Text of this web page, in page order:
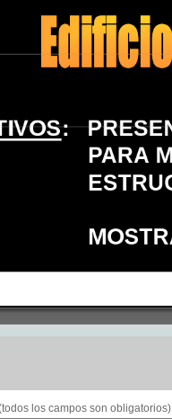
los campos son obligatorios)